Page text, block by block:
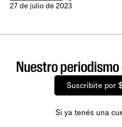
27 de julio de 2023
Nuestro
Suscribite por
Si ya tenés una